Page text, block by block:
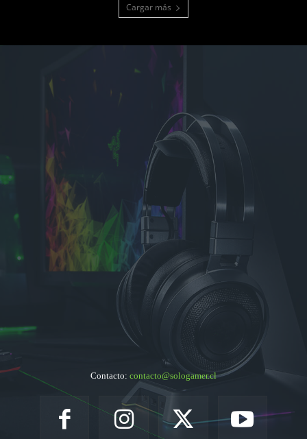
Cargar más
Contacto: contacto@sologamer.cl